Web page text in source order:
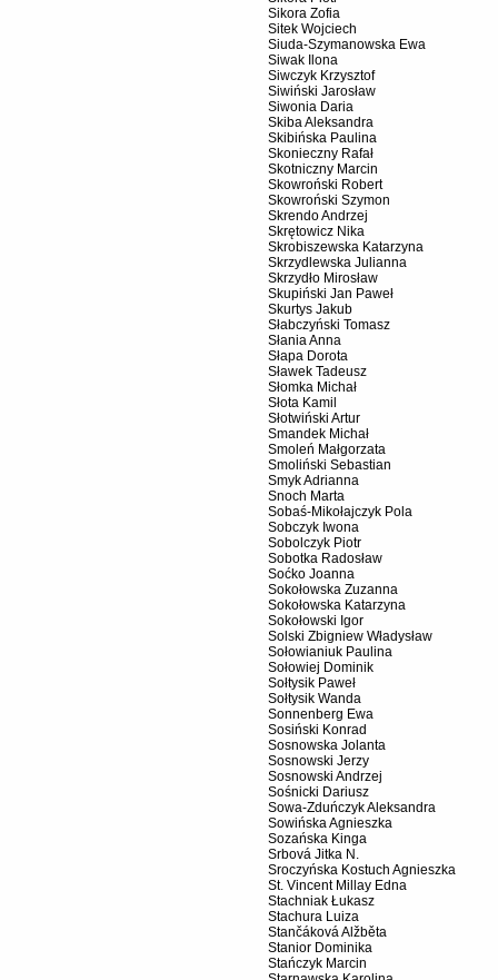
Sikora Zofia
Sitek Wojciech
Siuda-Szymanowska Ewa
Siwak Ilona
Siwczyk Krzysztof
Siwiński Jarosław
Siwonia Daria
Skiba Aleksandra
Skibińska Paulina
Skonieczny Rafał
Skotniczny Marcin
Skowroński Robert
Skowroński Szymon
Skrendo Andrzej
Skrętowicz Nika
Skrobiszewska Katarzyna
Skrzydlewska Julianna
Skrzydło Mirosław
Skupiński Jan Paweł
Skurtys Jakub
Słabczyński Tomasz
Słania Anna
Słapa Dorota
Sławek Tadeusz
Słomka Michał
Słota Kamil
Słotwiński Artur
Smandek Michał
Smoleń Małgorzata
Smoliński Sebastian
Smyk Adrianna
Snoch Marta
Sobaś-Mikołajczyk Pola
Sobczyk Iwona
Sobolczyk Piotr
Sobotka Radosław
Soćko Joanna
Sokołowska Zuzanna
Sokołowska Katarzyna
Sokołowski Igor
Solski Zbigniew Władysław
Sołowianiuk Paulina
Sołowiej Dominik
Sołtysik Paweł
Sołtysik Wanda
Sonnenberg Ewa
Sosiński Konrad
Sosnowska Jolanta
Sosnowski Jerzy
Sosnowski Andrzej
Sośnicki Dariusz
Sowa-Zduńczyk Aleksandra
Sowińska Agnieszka
Sozańska Kinga
Srbová Jitka N.
Sroczyńska Kostuch Agnieszka
St. Vincent Millay Edna
Stachniak Łukasz
Stachura Luiza
Stančáková Alžběta
Stanior Dominika
Stańczyk Marcin